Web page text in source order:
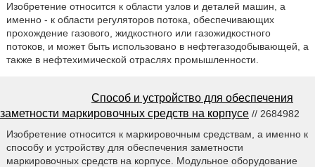
Изобретение относится к области узлов и деталей машин, а
именно - к области регуляторов потока, обеспечивающих
прохождение газового, жидкостного или газожидкостного
потоков, и может быть использовано в нефтегазодобывающей, а
также в нефтехимической отраслях промышленности.
Способ и устройство для обеспечения
заметности маркировочных средств на корпусе // 2684982
Изобретение относится к маркировочным средствам, а именно к
способу и устройству для обеспечения заметности
маркировочных средств на корпусе. Модульное оборудование